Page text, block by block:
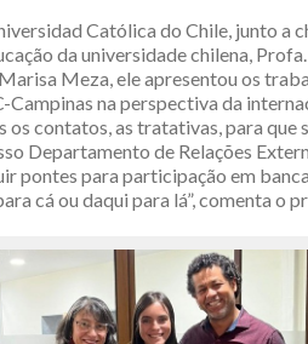
Católica do Chile, junto a
da universidade chilena,
Meza, ele apresentou os
Campinas na perspectiva da
os contatos, as tratativas, para que
Departamento de Relações
pontes para participação em
cá ou daqui para lá”, comenta o